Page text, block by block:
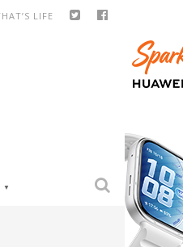
LIFE
▼